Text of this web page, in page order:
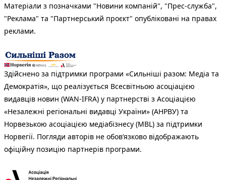
Матеріали з позначками "Новини компаній", "Прес-служба",
"Реклама" та "Партнерський проєкт" опубліковані на правах
реклами.
Здійснено за підтримки програми «Сильніші разом: Медіа та
Демократія», що реалізується Всесвітньою асоціацією
видавців новин (WAN-IFRA) у партнерстві з Асоціацією
«Незалежні регіональні видавці України» (АНРВУ) та
Норвезькою асоціацією медіабізнесу (MBL) за підтримки
Норвегії. Погляди авторів не обов’язково відображають
офіційну позицію партнерів програми.